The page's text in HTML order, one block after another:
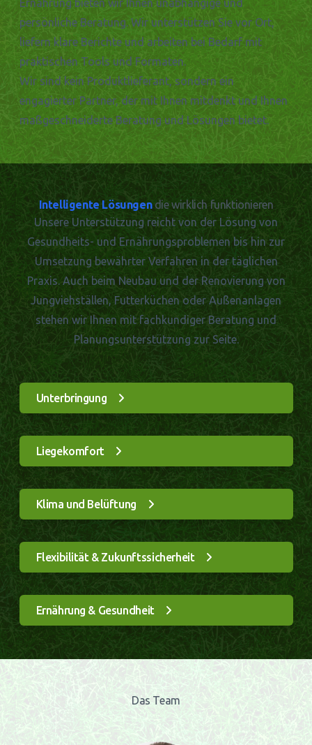
Ernährung bieten wir Ihnen unabhängige und
persönliche Beratung. Wir unterstützen Sie vor Ort,
liefern klare Berichte und arbeiten bei Bedarf mit
praktischen Tools und Formaten.
Wir sind kein Produktlieferant, sondern ein
engagierter Partner, der mit Ihnen mitdenkt und Ihnen
maßgeschneiderte Beratung und Lösungen bietet.
Intelligente Lösungendie wirklich funktionieren
Unsere Unterstützung reicht von der Lösung von
Gesundheits- und Ernährungsproblemen bis hin zur
Umsetzung bewährter Verfahren in der täglichen
Praxis. Auch beim Neubau und der Renovierung von
Jungviehställen, Futterküchen oder Außenanlagen
stehen wir Ihnen mit fachkundiger Beratung und
Planungsunterstützung zur Seite.
Unterbringung
Liegekomfort
Klima und Belüftung
Flexibilität & Zukunftssicherheit
Ernährung & Gesundheit
Das Team